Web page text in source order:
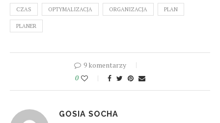
CZAS OPTYMALIZACJA ORGANIZACJA PLAN
PLANER
9 komentarzy
0
GOSIA SOCHA